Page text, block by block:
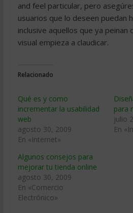
and feel particular, pero
usuarios que lo deseen puedan
inclusive aquellos que ya peinan
visual empieza a claudicar.
Relacionado
Qué es y como
incrementar la usabilidad
web
agosto 30, 2009
En «Internet»
para
julio
En
Algunos consejos para
mejorar tu tienda online
agosto 30, 2009
En «Comercio
Electrónico»